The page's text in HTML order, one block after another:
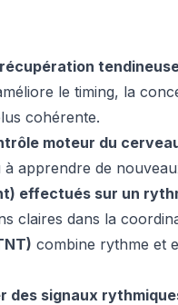
le timing, la
cohérente.
moteur du
à apprendre de
effectués sur un
claires dans la
combine rythme et
des signaux